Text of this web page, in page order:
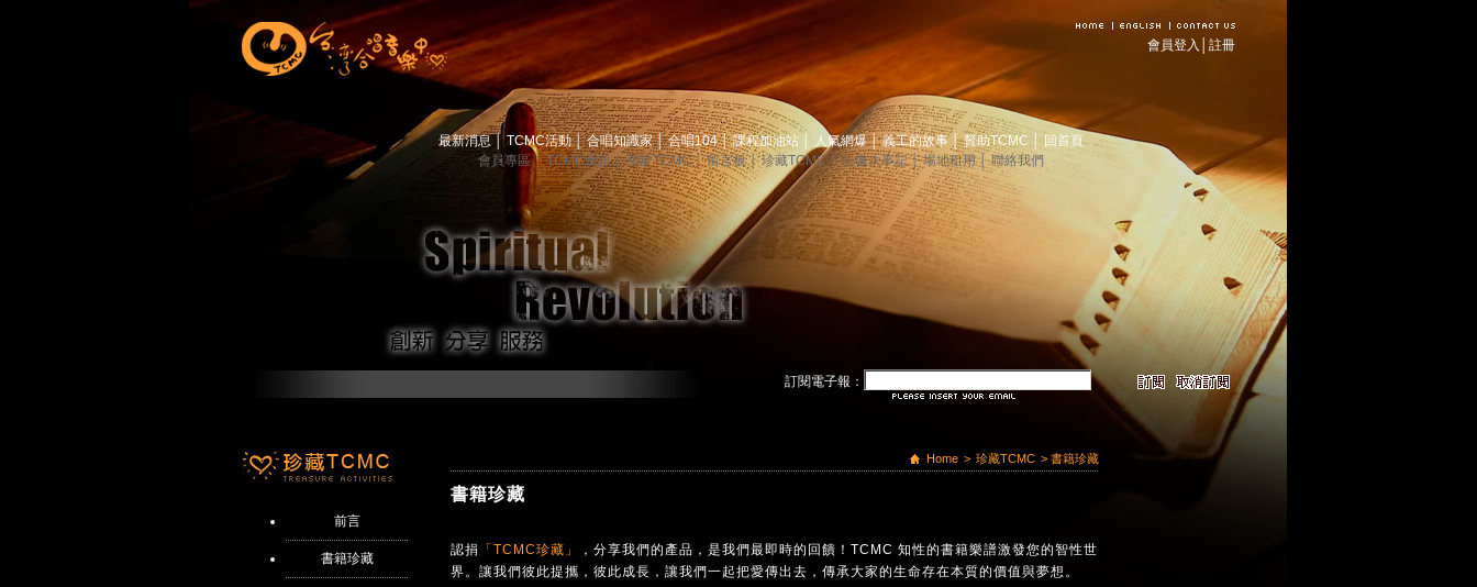
註冊
會員登入
最新消息 TCMC活動│ 合唱知識家│ 合唱104│ 課程加油站 人氣網爆│ 義工的故事 │ 贊助TCMC │ 回首頁
會員專區│ TCMC會訊│ 關於TCMC│ 留言板│ 珍藏TCMC│ 映像大事記│ 場地租用│ 聯絡我們
訂閱電子報：
前言
書籍珍藏
Home > 珍藏TCMC > 書籍珍藏
書籍珍藏
認捐 「TCMC珍藏」
，分享我們的產品，是我們最即時的回饋！TCMC 知性的書籍樂譜激發您的智性世
界。讓我們彼此提攜，彼此成長，讓我們一起把愛傳出去，傳承大家的生命存在本質的價值與夢想。